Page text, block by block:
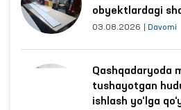
obyektlardagi
03.08.2026 Davomi
Qashqadaryoda
tushayotgan
ishlash yo‘lga